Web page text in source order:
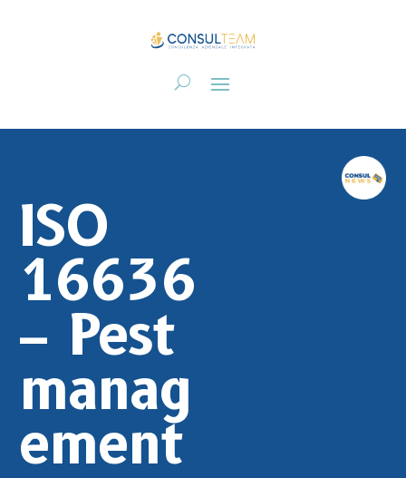
ISO
16636
– Pest
manag
ement